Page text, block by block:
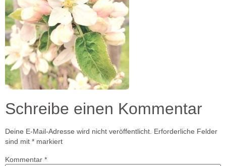
Schreibe einen Kommentar
Deine E-Mail-Adresse wird nicht veröffentlicht. Erforderliche Felder
sind mit * markiert
Kommentar *